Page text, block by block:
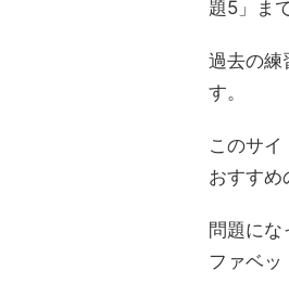
題5」ま
過去の練
す。
このサ
おすすめ
問題にな
ファベッ